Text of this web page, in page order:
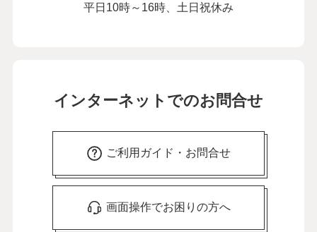
平日10時～16時、土日祝休み
インターネットでのお問合せ
ご利用ガイド・お問合せ
画面操作でお困りの方へ